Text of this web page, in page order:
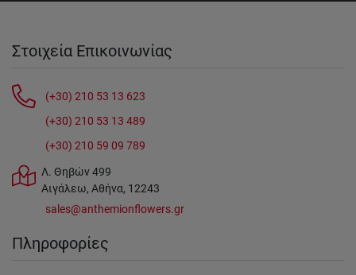
Στοιχεία Επικοινωνίας
(+30) 210 53 13 623
(+30) 210 53 13 489
(+30) 210 59 09 789
Λ. Θηβών 499
Αιγάλεω, Αθήνα, 12243
sales@anthemionflowers.gr
Πληροφορίες